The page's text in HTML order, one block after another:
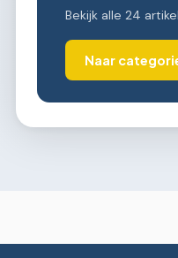
Bekijk alle 24
Naar